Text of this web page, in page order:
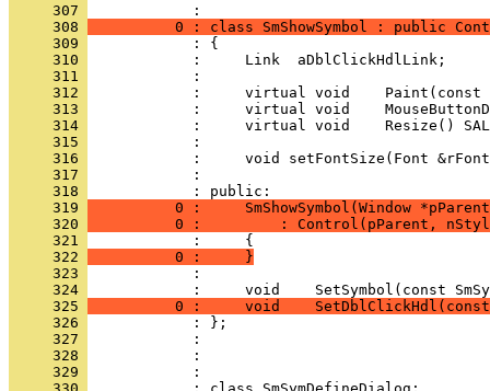
     307
     308
0 : class SmShowSymbol : public
     309
     310
     311
     312
     313
     314
     315
     316
     317
            :
     318
     319
0 :     SmShowSymbol(Window
     320
0 :         : Control(pParent,
     321
     322
          0 :     }
     323
            :
     324
     325
0 :     void
     326
     327
     328
     329